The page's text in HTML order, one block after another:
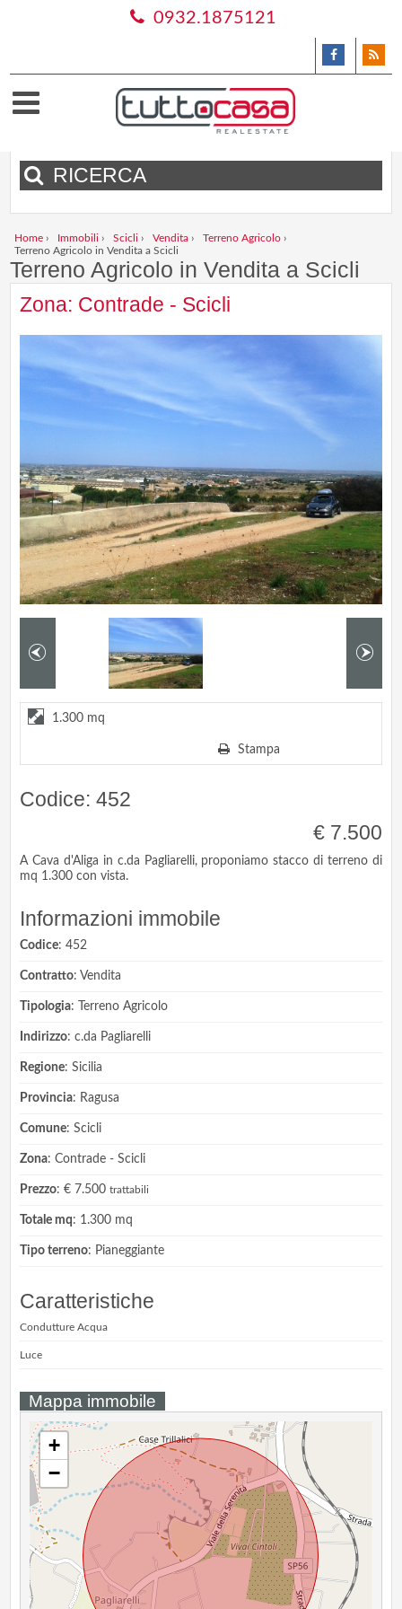
0932.1875121
RICERCA
Home › Immobili › Scicli › Vendita › Terreno Agricolo ›
Terreno Agricolo in Vendita a Scicli
Terreno Agricolo in Vendita a Scicli
Zona: Contrade - Scicli
1.300 mq
Stampa
Codice: 452
€ 7.500
A Cava d'Aliga in c.da Pagliarelli, proponiamo stacco di terreno di
mq 1.300 con vista.
Informazioni immobile
Codice: 452
Contratto: Vendita
Tipologia: Terreno Agricolo
Indirizzo: c.da Pagliarelli
Regione: Sicilia
Provincia: Ragusa
Comune: Scicli
Zona: Contrade - Scicli
Prezzo: € 7.500trattabili
Totale mq: 1.300 mq
Tipo terreno: Pianeggiante
Caratteristiche
Condutture Acqua
Luce
Mappa immobile
+
−